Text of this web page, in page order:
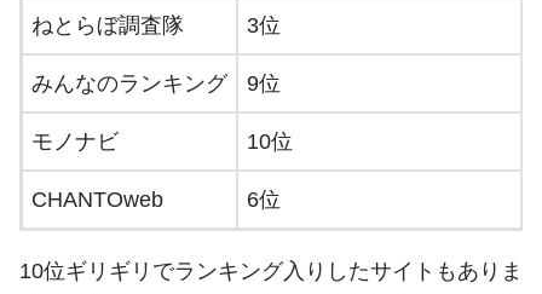
ねとらぼ調査隊 3位
みんなのランキング 9位
モノナビ 10位
CHANTOweb 6位
10位ギリギリでランキング入りしたサイトもありま